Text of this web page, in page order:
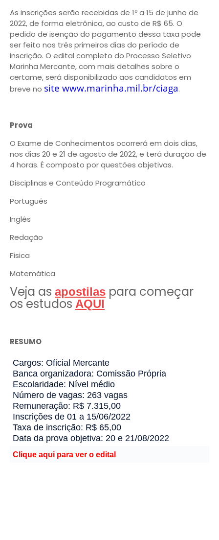
As inscrições serão recebidas de 1º a 15 de junho de
2022, de forma eletrônica, ao custo de R$ 65. O
pedido de isenção do pagamento dessa taxa pode
ser feito nos três primeiros dias do período de
inscrição. O edital completo do Processo Seletivo
Marinha Mercante, com mais detalhes sobre o
certame, será disponibilizado aos candidatos em
breve no site www.marinha.mil.br/ciaga.
Prova
O Exame de Conhecimentos ocorrerá em dois dias,
nos dias 20 e 21 de agosto de 2022, e terá duração de
4 horas. É composto por questões objetivas.
Disciplinas e Conteúdo Programático
Português
Inglês
Redação
Física
Matemática
Veja as apostilas para começar
os estudos AQUI
RESUMO
Cargos: Oficial Mercante
Banca organizadora: Comissão Própria
Escolaridade: Nível médio
Número de vagas: 263 vagas
Remuneração: R$ 7.315,00
Inscrições de 01 a 15/06/2022
Taxa de inscrição: R$ 65,00
Data da prova objetiva: 20 e 21/08/2022
Clique aqui para ver o edital